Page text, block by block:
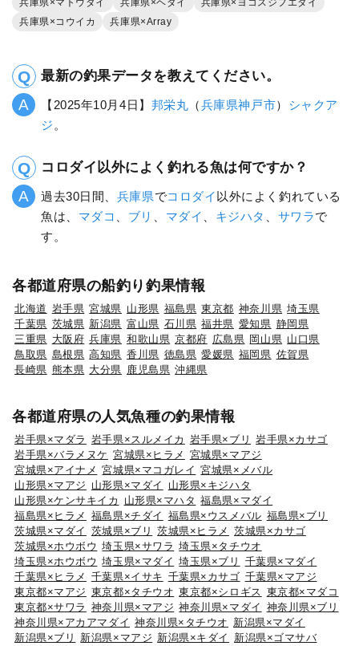
兵庫県×マトウダイ
兵庫県×ヘダイ
兵庫県×ヨコスジフエダイ
兵庫県×コウイカ
兵庫県×Array
最新の釣果データを教えてください。
【2025年10月4日】 邦栄丸 （兵庫県神戸市） シャクア
ジ 。
コロダイ以外によく釣れる魚は何ですか？
過去30日間、 兵庫県でコロダイ 以外によく釣れている
魚は、 マダコ ブリ マダイ キジハタ サワラで
す。
各都道府県の船釣り釣果情報
北海道 岩手県 宮城県 山形県 福島県 東京都 神奈川県 埼玉県
千葉県 茨城県 新潟県 富山県 石川県 福井県 愛知県 静岡県
三重県 大阪府 兵庫県 和歌山県 京都府 広島県 岡山県 山口県
鳥取県 島根県 高知県 香川県 徳島県 愛媛県 福岡県 佐賀県
長崎県 熊本県 大分県 鹿児島県 沖縄県
各都道府県の人気魚種の釣果情報
岩手県×マダラ 岩手県×スルメイカ 岩手県×ブリ
岩手県×カサゴ
岩手県×バラメヌケ 宮城県×ヒラメ 宮城県×マアジ
宮城県×アイナメ 宮城県×マコガレイ 宮城県×メバル
山形県×マアジ 山形県×マダイ
山形県×キジハタ
山形県×ケンサキイカ
山形県×マハタ 福島県×マダイ
福島県×ヒラメ 福島県×チダイ 福島県×ウスメバル 福島県×ブリ
茨城県×マダイ 茨城県×ブリ 茨城県×ヒラメ
茨城県×カサゴ
茨城県×ホウボウ 埼玉県×サワラ 埼玉県×タチウオ
埼玉県×ホウボウ 埼玉県×マダイ 埼玉県×ブリ
千葉県×マダイ
千葉県×ヒラメ 千葉県×イサキ 千葉県×カサゴ 千葉県×マアジ
東京都×マアジ 東京都×タチウオ 東京都×シロギス 東京都×マダコ
東京都×サワラ 神奈川県×マアジ 神奈川県×マダイ 神奈川県×ブリ
神奈川県×アカアマダイ 神奈川県×タチウオ 新潟県×マダイ
新潟県×ブリ
新潟県×マアジ 新潟県×キダイ
新潟県×ゴマサバ